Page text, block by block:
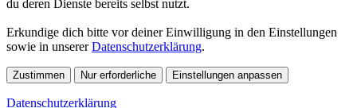
du deren Dienste bereits selbst nutzt.
Erkundige dich bitte vor deiner Einwilligung in den Einstellungen
sowie in unsererDatenschutzerklärung.
Zustimmen Nur erforderliche Einstellungen anpassen
Datenschutzerklärung